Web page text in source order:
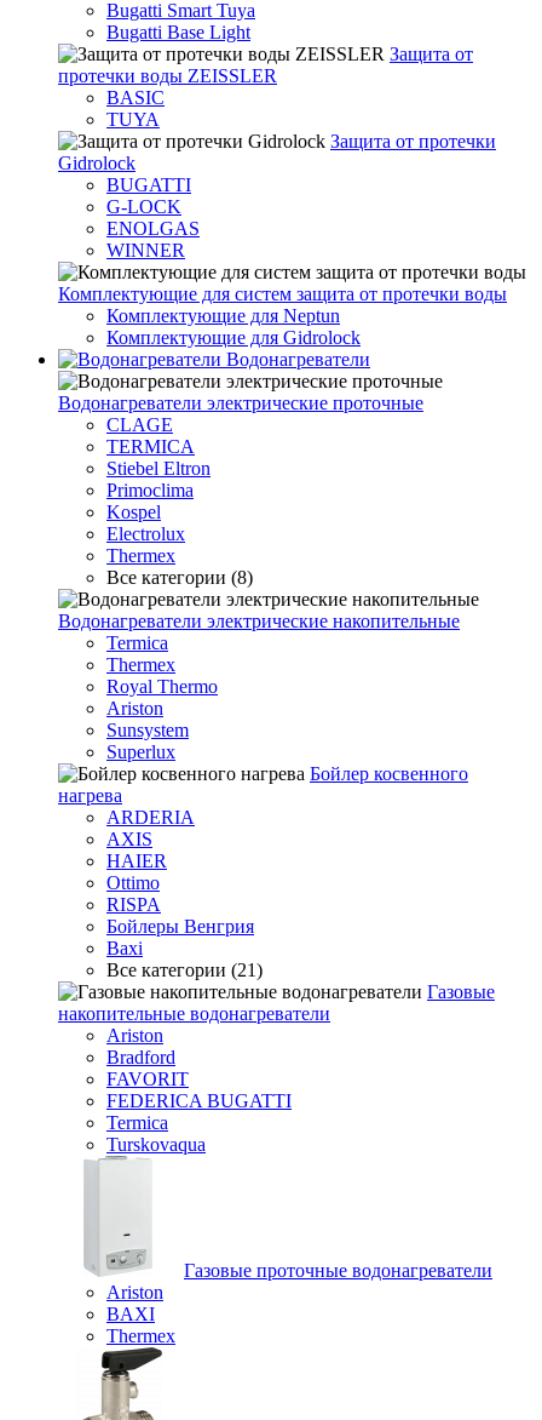
Bugatti Smart Tuya
Bugatti Base Light
Защита от
протечки воды ZEISSLER
BASIC
TUYA
Защита от протечки
Gidrolock
BUGATTI
G-LOCK
ENOLGAS
WINNER
Комплектующие для систем защита от протечки воды
Комплектующие для Neptun
Комплектующие для Gidrolock
Водонагреватели
Водонагреватeли электрические проточные
CLAGE
TERMICA
Stiebel Eltron
Primoclima
Kospel
Electrolux
Thermex
Все категории (8)
Водонагреватели электрические накопительные
Termica
Thermex
Royal Thermo
Ariston
Sunsystem
Superlux
Бойлер косвенного
нагрева
ARDERIA
AXIS
HAIER
Ottimo
RISPA
Бойлеры Венгрия
Baxi
Все категории (21)
Газовые
накопительные водонагреватели
Ariston
Bradford
FAVORIT
FEDERICA BUGATTI
Termica
Turskovaqua
Газовые проточные водонагреватели
Ariston
BAXI
Thermex